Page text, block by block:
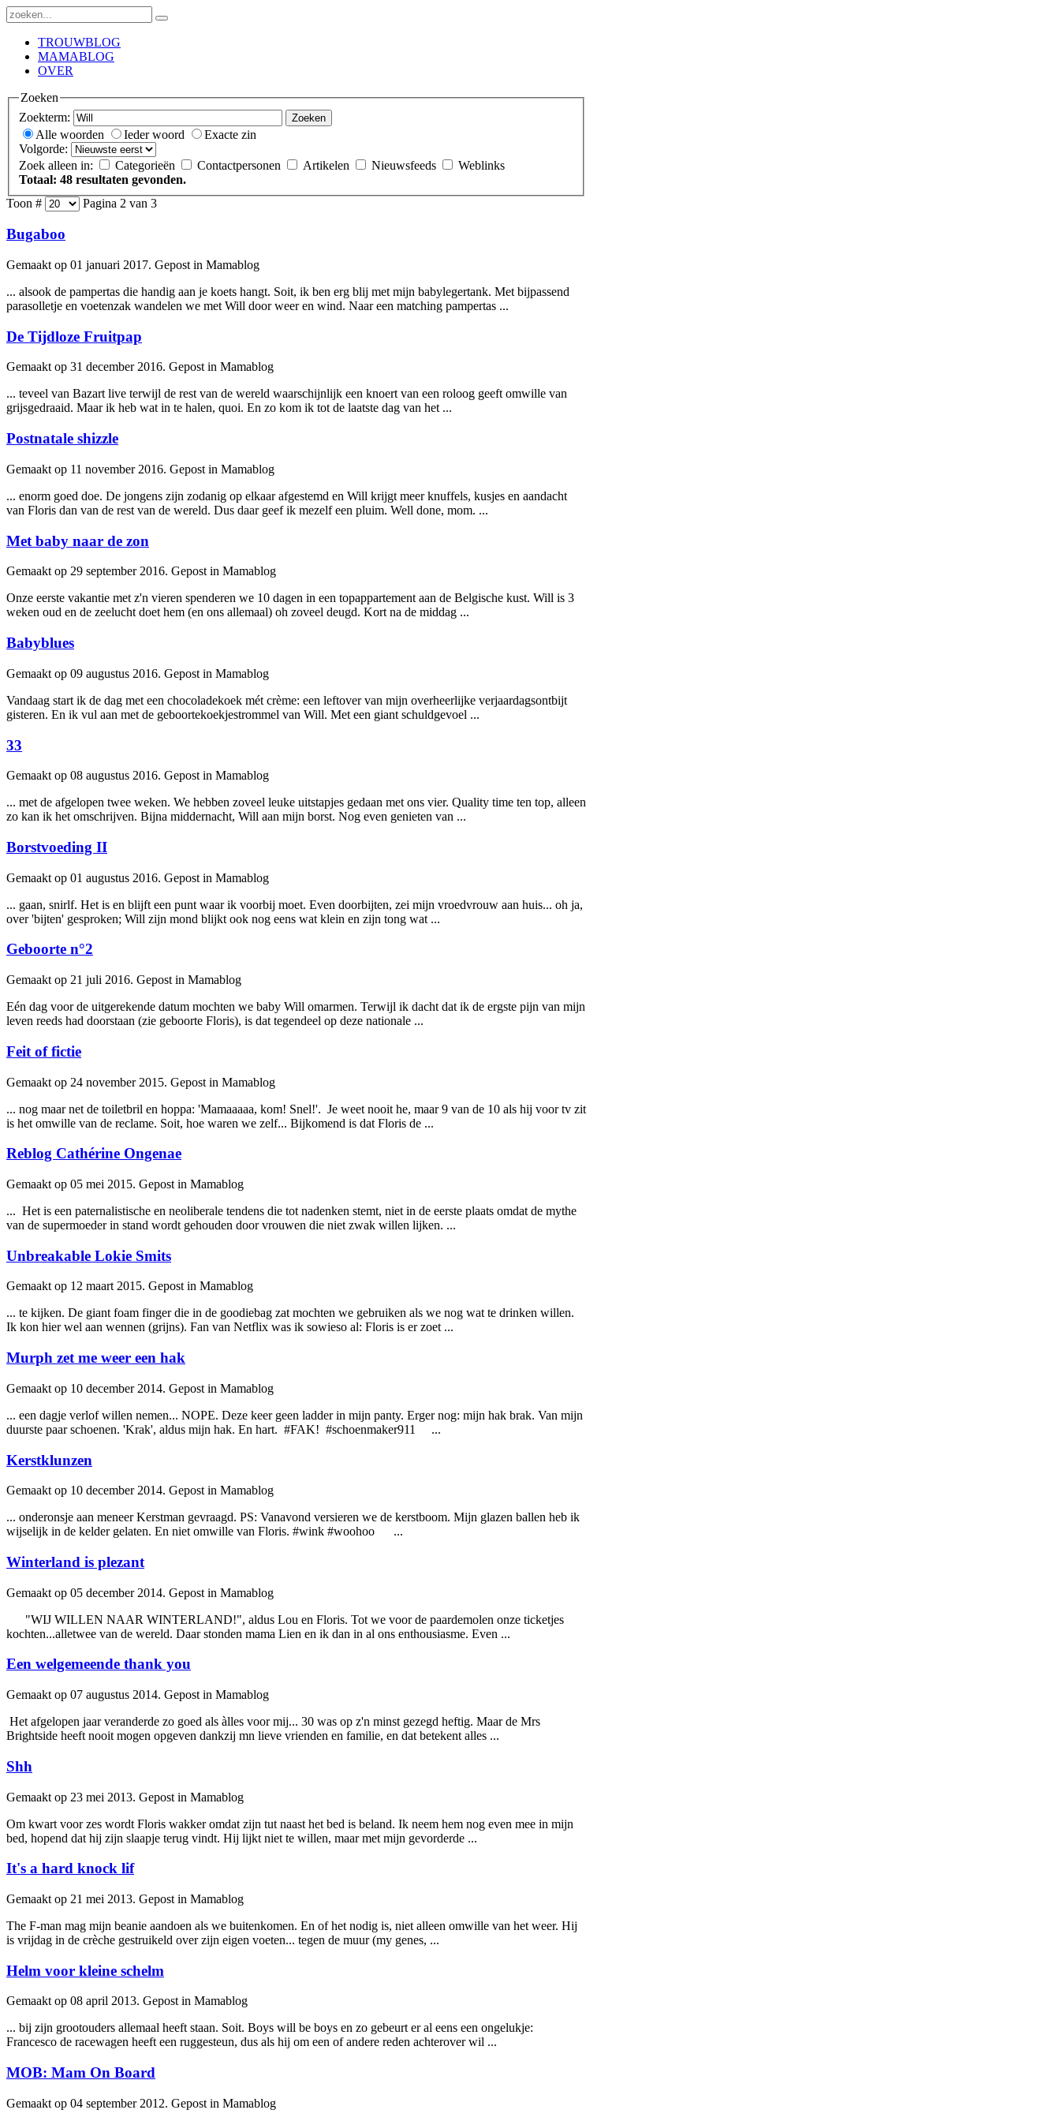
TROUWBLOG
MAMABLOG
OVER
Zoeken
Zoekterm:
Zoeken
Alle woorden Ieder woord
Exacte zin
Volgorde:
Zoek alleen in:
Categorieën Contactpersonen Artikelen Nieuwsfeeds
Weblinks
Totaal: 48 resultaten gevonden.
Toon #
Pagina 2 van 3
Bugaboo
Gemaakt op 01 januari 2017. Gepost in Mamablog
... alsook de pampertas die handig aan je koets hangt. Soit, ik ben erg blij met mijn babylegertank. Met bijpassend
parasolletje en voetenzak wandelen we met Will door weer en wind. Naar een matching pampertas ...
De Tijdloze Fruitpap
Gemaakt op 31 december 2016. Gepost in Mamablog
... teveel van Bazart live terwijl de rest van de wereld waarschijnlijk een knoert van een roloog geeft omwille van
grijsgedraaid. Maar ik heb wat in te halen, quoi. En zo kom ik tot de laatste dag van het ...
Postnatale shizzle
Gemaakt op 11 november 2016. Gepost in Mamablog
... enorm goed doe. De jongens zijn zodanig op elkaar afgestemd en Will krijgt meer knuffels, kusjes en aandacht
van Floris dan van de rest van de wereld. Dus daar geef ik mezelf een pluim. Well done, mom. ...
Met baby naar de zon
Gemaakt op 29 september 2016. Gepost in Mamablog
Onze eerste vakantie met z'n vieren spenderen we 10 dagen in een topappartement aan de Belgische kust. Will is 3
weken oud en de zeelucht doet hem (en ons allemaal) oh zoveel deugd. Kort na de middag ...
Babyblues
Gemaakt op 09 augustus 2016. Gepost in Mamablog
Vandaag start ik de dag met een chocoladekoek mét crème: een leftover van mijn overheerlijke verjaardagsontbijt
gisteren. En ik vul aan met de geboortekoekjestrommel van Will. Met een giant schuldgevoel ...
33
Gemaakt op 08 augustus 2016. Gepost in Mamablog
... met de afgelopen twee weken. We hebben zoveel leuke uitstapjes gedaan met ons vier. Quality time ten top, alleen
zo kan ik het omschrijven. Bijna middernacht, Will aan mijn borst. Nog even genieten van ...
Borstvoeding II
Gemaakt op 01 augustus 2016. Gepost in Mamablog
... gaan, snirlf. Het is en blijft een punt waar ik voorbij moet. Even doorbijten, zei mijn vroedvrouw aan huis... oh ja,
over 'bijten' gesproken; Will zijn mond blijkt ook nog eens wat klein en zijn tong wat ...
Geboorte n°2
Gemaakt op 21 juli 2016. Gepost in Mamablog
Eén dag voor de uitgerekende datum mochten we baby Will omarmen. Terwijl ik dacht dat ik de ergste pijn van mijn
leven reeds had doorstaan (zie geboorte Floris), is dat tegendeel op deze nationale ...
Feit of fictie
Gemaakt op 24 november 2015. Gepost in Mamablog
... nog maar net de toiletbril en hoppa: 'Mamaaaaa, kom! Snel!'. Je weet nooit he, maar 9 van de 10 als hij voor tv zit
is het omwille van de reclame. Soit, hoe waren we zelf... Bijkomend is dat Floris de ...
Reblog Cathérine Ongenae
Gemaakt op 05 mei 2015. Gepost in Mamablog
... Het is een paternalistische en neoliberale tendens die tot nadenken stemt, niet in de eerste plaats omdat de mythe
van de supermoeder in stand wordt gehouden door vrouwen die niet zwak willen lijken. ...
Unbreakable Lokie Smits
Gemaakt op 12 maart 2015. Gepost in Mamablog
... te kijken. De giant foam finger die in de goodiebag zat mochten we gebruiken als we nog wat te drinken willen.
Ik kon hier wel aan wennen (grijns). Fan van Netflix was ik sowieso al: Floris is er zoet ...
Murph zet me weer een hak
Gemaakt op 10 december 2014. Gepost in Mamablog
... een dagje verlofwillen nemen... NOPE. Deze keer geen ladder in mijn panty. Erger nog: mijn hak brak. Van mijn
duurste paar schoenen. 'Krak', aldus mijn hak. En hart. #FAK! #schoenmaker911 ...
Kerstklunzen
Gemaakt op 10 december 2014. Gepost in Mamablog
... onderonsje aan meneer Kerstman gevraagd. PS: Vanavond versieren we de kerstboom. Mijn glazen ballen heb ik
wijselijk in de kelder gelaten. En niet omwille van Floris. #wink #woohoo ...
Winterland is plezant
Gemaakt op 05 december 2014. Gepost in Mamablog
"WIJ WILLEN NAAR WINTERLAND!", aldus Lou en Floris. Tot we voor de paardemolen onze ticketjes
kochten...alletwee van de wereld. Daar stonden mama Lien en ik dan in al ons enthousiasme. Even ...
Een welgemeende thank you
Gemaakt op 07 augustus 2014. Gepost in Mamablog
Het afgelopen jaar veranderde zo goed als àlles voor mij... 30 was op z'n minst gezegd heftig. Maar de Mrs
Brightside heeft nooit mogen opgeven dankzij mn lieve vrienden en familie, en dat betekent alles ...
Shh
Gemaakt op 23 mei 2013. Gepost in Mamablog
Om kwart voor zes wordt Floris wakker omdat zijn tut naast het bed is beland. Ik neem hem nog even mee in mijn
bed, hopend dat hij zijn slaapje terug vindt. Hij lijkt niet te willen, maar met mijn gevorderde ...
It's a hard knock lif
Gemaakt op 21 mei 2013. Gepost in Mamablog
The F-man mag mijn beanie aandoen als we buitenkomen. En of het nodig is, niet alleen omwille van het weer. Hij
is vrijdag in de crèche gestruikeld over zijn eigen voeten... tegen de muur (my genes, ...
Helm voor kleine schelm
Gemaakt op 08 april 2013. Gepost in Mamablog
... bij zijn grootouders allemaal heeft staan. Soit. Boys will be boys en zo gebeurt er al eens een ongelukje:
Francesco de racewagen heeft een ruggesteun, dus als hij om een of andere reden achterover wil ...
MOB: Mam On Board
Gemaakt op 04 september 2012. Gepost in Mamablog